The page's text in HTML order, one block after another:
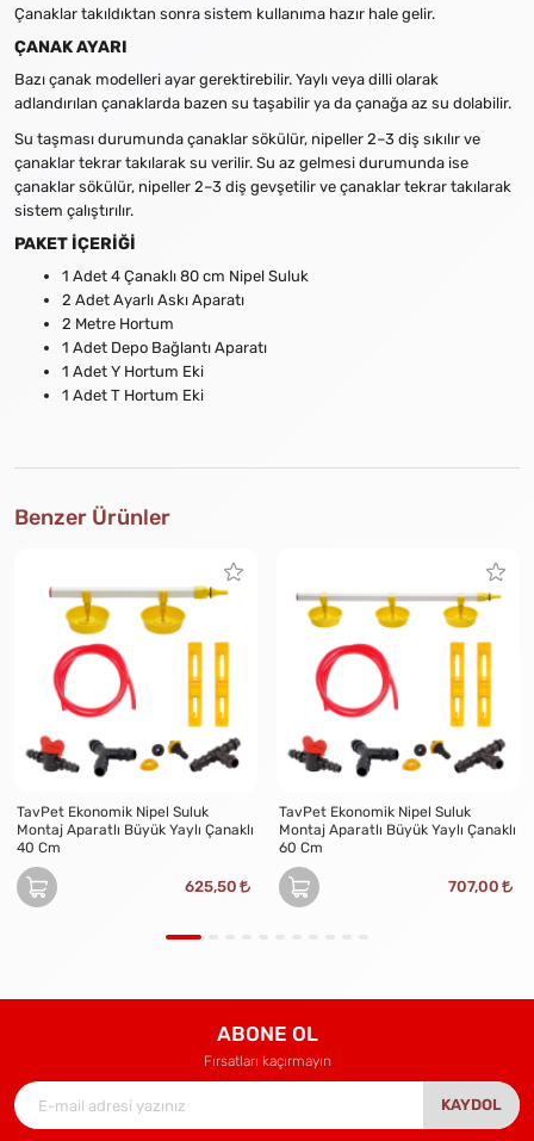
Çanaklar takıldıktan sonra sistem kullanıma hazır hale gelir.
ÇANAK AYARI
Bazı çanak modelleri ayar gerektirebilir. Yaylı veya dilli olarak
adlandırılan çanaklarda bazen su taşabilir ya da çanağa az su dolabilir.
Su taşması durumunda çanaklar sökülür, nipeller 2–3 diş sıkılır ve
çanaklar tekrar takılarak su verilir. Su az gelmesi durumunda ise
çanaklar sökülür, nipeller 2–3 diş gevşetilir ve çanaklar tekrar takılarak
sistem çalıştırılır.
PAKET İÇERİĞİ
1 Adet 4 Çanaklı 80 cm Nipel Suluk
2 Adet Ayarlı Askı Aparatı
2 Metre Hortum
1 Adet Depo Bağlantı Aparatı
1 Adet Y Hortum Eki
1 Adet T Hortum Eki
Benzer Ürünler
TavPet Ekonomik Nipel Suluk
Montaj Aparatlı Büyük Yaylı Çanaklı
40 Cm
625,50
TavPet Ekonomik Nipel Suluk
Montaj Aparatlı Büyük Yaylı Çanaklı
60 Cm
707,00
ABONE OL
Fırsatları kaçırmayın
KAYDOL